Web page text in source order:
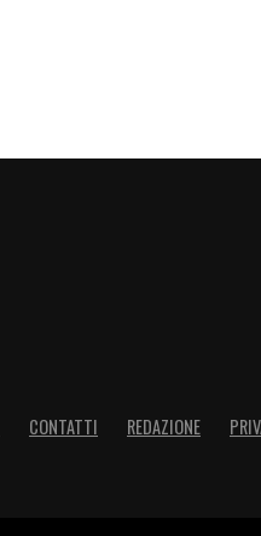
CONTATTI REDAZIONE